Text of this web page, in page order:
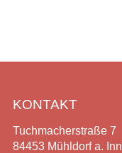
KONTAKT
Tuchmacherstraße 7
84453 Mühldorf a. Inn